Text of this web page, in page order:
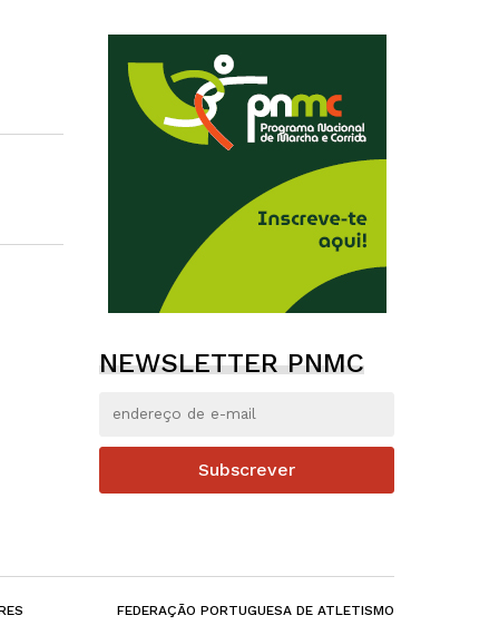
NEWSLETTER PNMC
Subscrever
FEDERAÇÃO PORTUGUESA DE ATLETISMO